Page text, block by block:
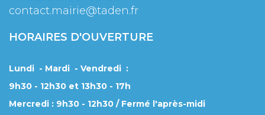
contact.mairie@taden.fr
HORAIRES D'OUVERTURE
Lundi - Mardi - Vendredi :
9h30 - 12h30 et 13h30 - 17h
Mercredi : 9h30 - 12h30 / Fermé l'après-midi